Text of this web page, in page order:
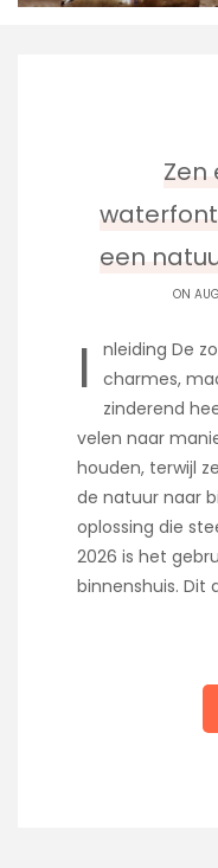
Zen
een
ON
I
nleiding De
charmes,
zinderend
velen naar
houden, terwijl
de natuur naar
oplossing die
2026 is het
binnenshuis. Dit